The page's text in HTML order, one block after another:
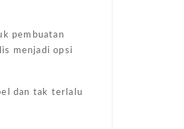
pembuatan
menjadi opsi
dan tak terlalu